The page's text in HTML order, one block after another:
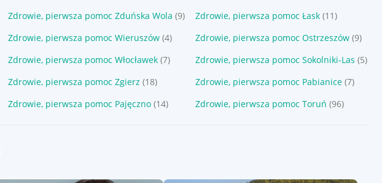
Zdrowie, pierwsza pomoc Zduńska Wola (9) Zdrowie, pierwsza pomoc Łask (11)
Zdrowie, pierwsza pomoc Wieruszów (4) Zdrowie, pierwsza pomoc Ostrzeszów (9)
Zdrowie, pierwsza pomoc Włocławek (7) Zdrowie, pierwsza pomoc Sokolniki-Las (5)
Zdrowie, pierwsza pomoc Zgierz (18) Zdrowie, pierwsza pomoc Pabianice (7)
Zdrowie, pierwsza pomoc Pajęczno (14) Zdrowie, pierwsza pomoc Toruń (96)